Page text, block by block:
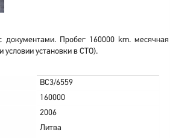
документами. Пробег 160000 km. месячная
условии установки в СТО).
BC3/6559
160000
2006
Литва